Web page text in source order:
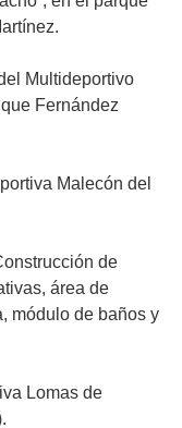
Multideportivo
Fernández
Malecón del
de
área de
módulo de baños y
Lomas de